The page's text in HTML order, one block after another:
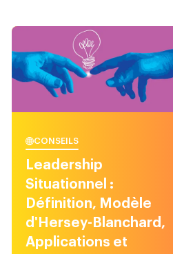
CONSEILS
Leadership
Situationnel :
Définition, Modèle
d'Hersey-Blanchard,
Applications et